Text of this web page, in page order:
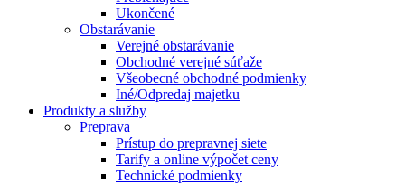
Ukončené
Obstarávanie
Verejné obstarávanie
Obchodné verejné súťaže
Všeobecné obchodné podmienky
Iné/Odpredaj majetku
Produkty a služby
Preprava
Prístup do prepravnej siete
Tarify a online výpočet ceny
Technické podmienky